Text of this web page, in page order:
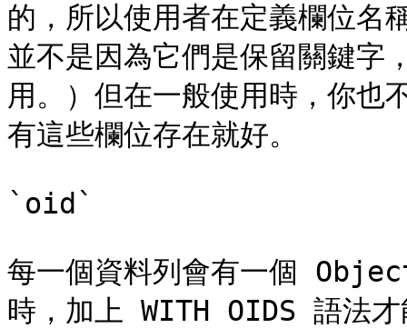
的，所以使用者在定義欄位名
並不是因為它們是保留關鍵字
用。）但在一般使用時，你也
有這些欄位存在就好。
`oid`
每一個資料列會有一個
時，加上 WITH OIDS 語法才